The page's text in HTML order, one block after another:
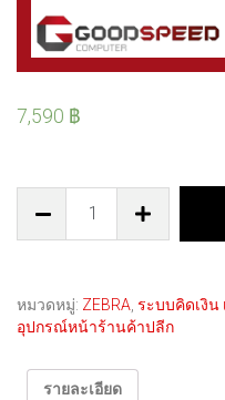
7,590 ฿
หมวดหมู่: ZEBRA ระบบคิดเงิน
อุปกรณ์หน้าร้านค้าปลีก
รายละเอียด